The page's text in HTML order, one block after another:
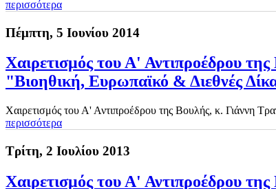
περισσότερα
Πέμπτη, 5 Ιουνίου 2014
Χαιρετισμός του Α' Αντιπροέδρου
"Βιοηθική, Ευρωπαϊκό & Διεθνές
Χαιρετισμός του Α' Αντιπροέδρου της Βουλής, κ. Γιάννη
περισσότερα
Τρίτη, 2 Ιουλίου 2013
Χαιρετισμός του Α' Αντιπροέδρου